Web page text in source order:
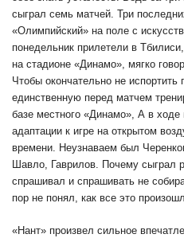
сыграл семь матчей. Три
«Олимпийский» на поле с
понедельник прилетели в
на стадионе «Динамо», мягко
Чтобы окончательно не
единственную перед матчем
базе местного «Динамо», А в
адаптации к игре на открытом
времени. Неузнаваем был
Шавло, Гаврилов. Почему сыграл
спрашивал и спрашивать не
пор не понял, как все это
«Нант» произвел сильное